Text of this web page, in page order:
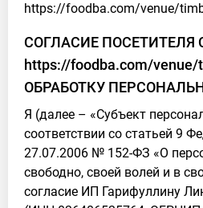
https://foodba.com/venue/
СОГЛАСИЕ ПОСЕТИТЕЛЯ
https://foodba.com/
ОБРАБОТКУ
Я (далее – «Субъект
соответствии со статьей 9
27.07.2006 № 152-ФЗ «О
свободно, своей волей и в
согласие ИП Гарифуллину